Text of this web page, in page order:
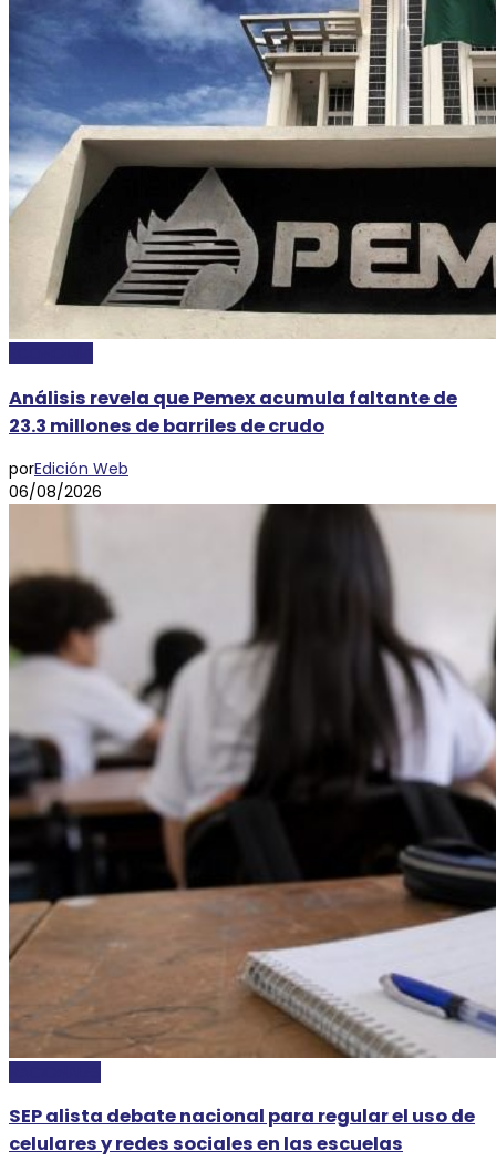
Análisis revela que Pemex acumula faltante de
23.3 millones de barriles de crudo
porEdición Web
06/08/2026
SEP alista debate nacional para regular el uso de
celulares y redes sociales en las escuelas